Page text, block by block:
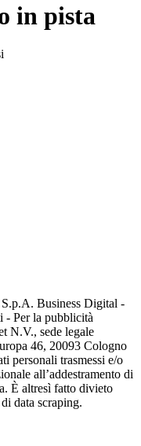
in pista
Business Digital -
- Per la pubblicità
N.V., sede legale
46, 20093 Cologno
personali trasmessi e/o
all’addestramento di
È altresì fatto divieto
data scraping.